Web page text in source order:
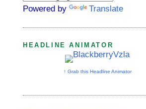
Powered by Translate
HEADLINE ANIMATOR
↑ Grab this Headline Animator